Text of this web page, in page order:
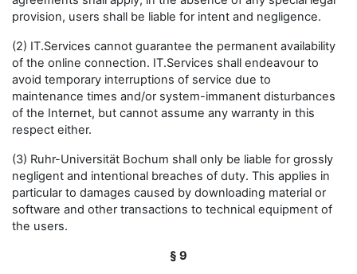
provision, users shall be liable for intent and negligence.
(2) IT.Services cannot guarantee the permanent availability
of the online connection. IT.Services shall endeavour to
avoid temporary interruptions of service due to
maintenance times and/or system-immanent disturbances
of the Internet, but cannot assume any warranty in this
respect either.
(3) Ruhr-Universität Bochum shall only be liable for grossly
negligent and intentional breaches of duty. This applies in
particular to damages caused by downloading material or
software and other transactions to technical equipment of
the users.
§ 9